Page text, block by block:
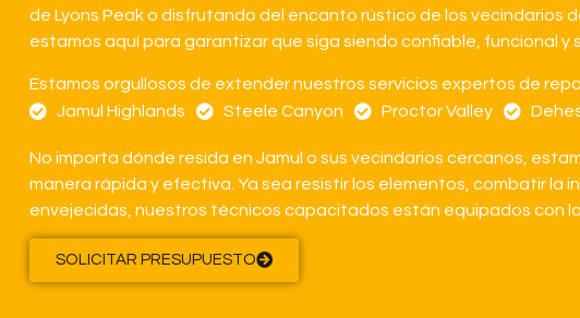
de Lyons Peak o disfrutando del encanto rústico de los vecindarios
estamos aquí para garantizar que siga siendo confiable, funcional y
Estamos orgullosos de extender nuestros servicios expertos de
Jamul Highlands
Steele Canyon Proctor Valley
No importa dónde resida en Jamul o sus vecindarios cercanos,
manera rápida y efectiva. Ya sea resistir los elementos, combatir
envejecidas, nuestros técnicos capacitados están equipados con
SOLICITAR PRESUPUESTO